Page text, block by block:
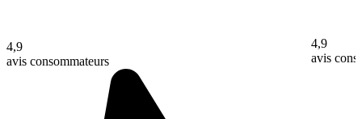
4,9
avis consommateurs
4,9
avis